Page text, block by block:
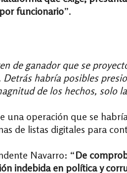
funcionario”.
de ganador que se
habría posibles
de los hechos, solo
una operación que se
de listas digitales para
Navarro: “De
indebida en política y